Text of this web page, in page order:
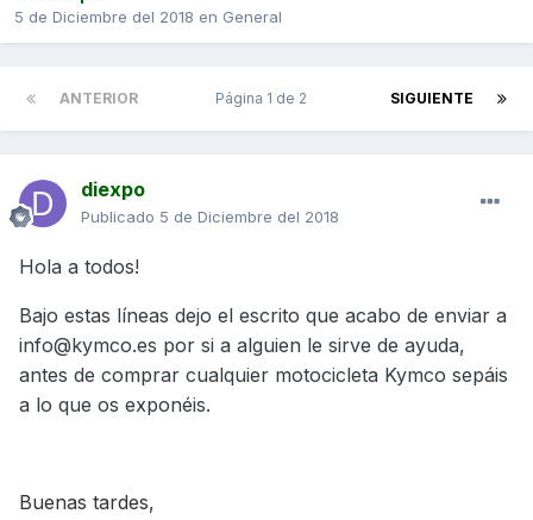
5 de Diciembre del 2018 en General
ANTERIOR SIGUIENTE
Página 1 de 2
diexpo
Publicado 5 de Diciembre del 2018
Hola a todos!
Bajo estas líneas dejo el escrito que acabo de enviar a
info@kymco.es por si a alguien le sirve de ayuda,
antes de comprar cualquier motocicleta Kymco sepáis
a lo que os exponéis.
Buenas tardes,